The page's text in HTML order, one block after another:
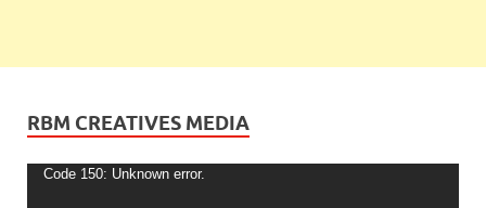
RBM CREATIVES MEDIA
Video
Code 150: Unknown error.